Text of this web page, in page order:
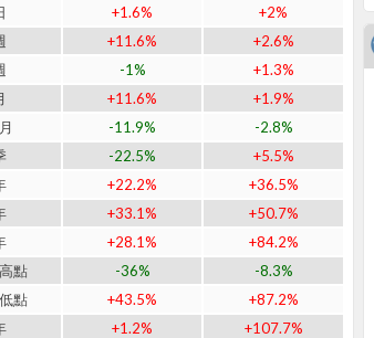
+1.6%
+2%
+11.6%
+2.6%
-1%
+1.3%
+11.6%
+1.9%
-11.9%
-2.8%
-22.5%
+5.5%
+22.2%
+36.5%
+33.1%
+50.7%
+28.1%
+84.2%
點
-36%
-8.3%
點
+43.5%
+87.2%
+1.2%
+107.7%